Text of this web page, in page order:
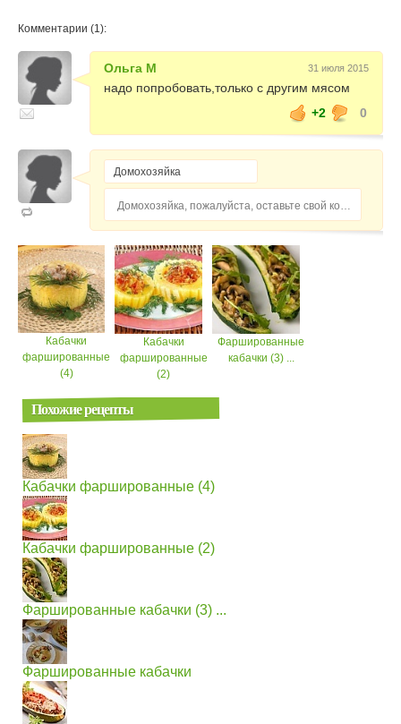
Комментарии (1):
Ольга М 31 июля 2015
надо попробовать,только с другим мясом
+2
0
Домохозяйка, пожалуйста, оставьте свой комментарий...
Кабачки
фаршированные
(4)
Кабачки
фаршированные
(2)
Фаршированные
кабачки (3) ...
Похожие рецепты
Кабачки фаршированные (4)
Кабачки фаршированные (2)
Фаршированные кабачки (3) ...
Фаршированные кабачки